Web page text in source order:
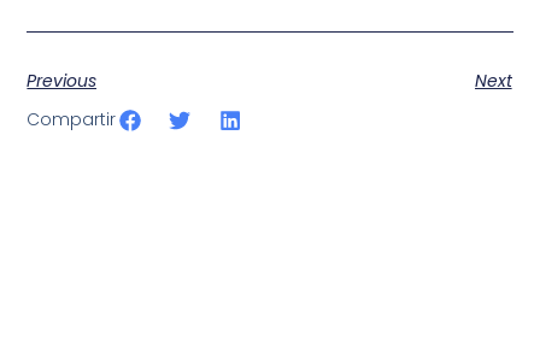
Previous
Next
Compartir